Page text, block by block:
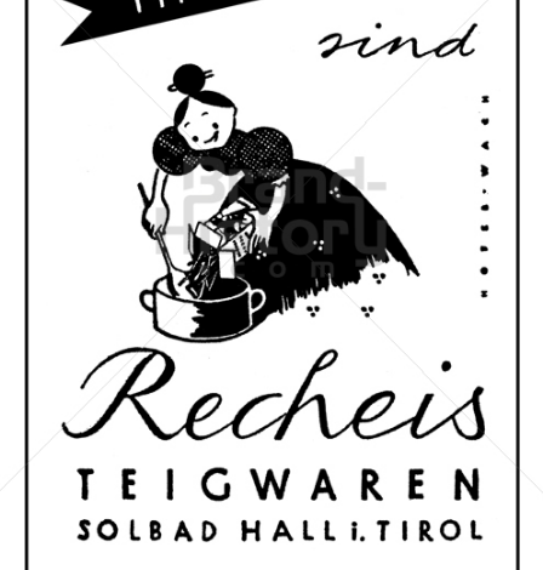
Recheis Recheis Teigwaren GmbH